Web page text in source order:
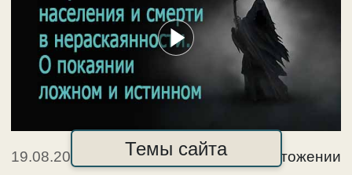
19.08.2023
О мировой войне и уничтожении
Темы сайта